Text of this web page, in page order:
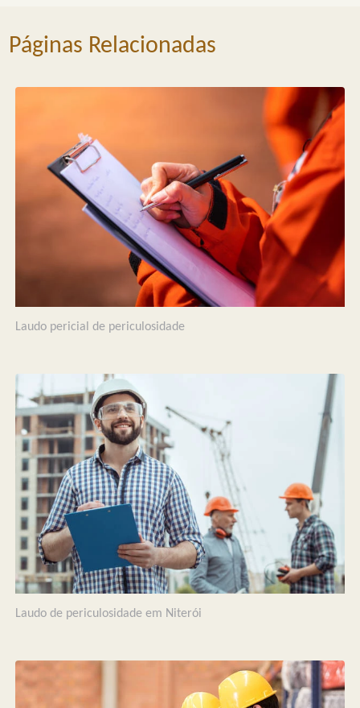
Páginas Relacionadas
Laudo pericial de periculosidade
Laudo de periculosidade em Niterói